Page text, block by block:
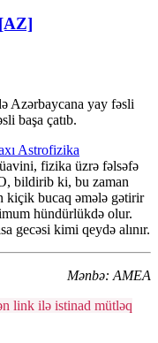
Azərbaycana yay fəsli
başa çatıb.
Astrofizika
fizika üzrə fəlsəfə
bildirib ki, bu zaman
kiçik bucaq əmələ gətirir
hündürlükdə olur.
gecəsi kimi qeydə alınır.
Mənbə: AMEA
link ilə istinad mütləq